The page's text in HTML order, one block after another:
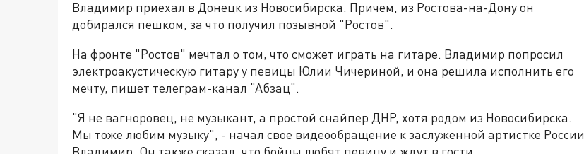
Владимир приехал в Донецк из Новосибирска. Причем, из Ростова-на-Дону он
добирался пешком, за что получил позывной "Ростов".
На фронте "Ростов" мечтал о том, что сможет играть на гитаре. Владимир попросил
электроакустическую гитару у певицы Юлии Чичериной, и она решила исполнить его
мечту, пишет телеграм-канал "Абзац".
"Я не вагноровец, не музыкант, а простой снайпер ДНР, хотя родом из Новосибирска.
Мы тоже любим музыку", - начал свое видеообращение к заслуженной артистке России